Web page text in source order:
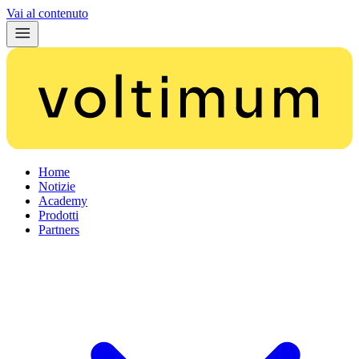
Vai al contenuto
Home
Notizie
Academy
Prodotti
Partners